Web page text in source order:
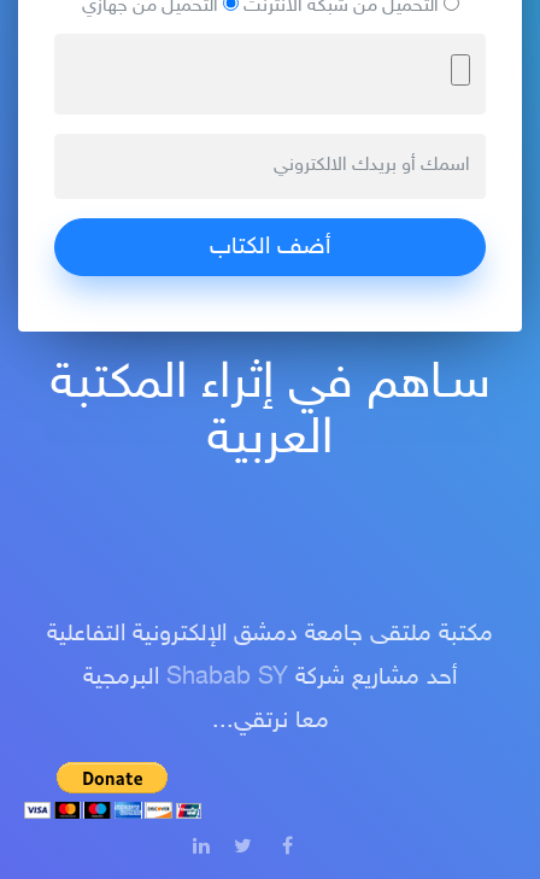
التحميل من شبكة الانترنت التحميل من جهازي
سـاهم في إثراء المكتبة
العربية
مكتبة ملتقى جامعة دمشق الإلكترونية التفاعلية
أحد مشاريع شركة Shabab SY البرمجية
معا نرتقي...